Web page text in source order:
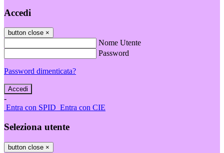
Accedi
button close ×
Nome Utente
Password
Password dimenticata?
-
Entra con SPID Entra con CIE
Seleziona utente
button close ×